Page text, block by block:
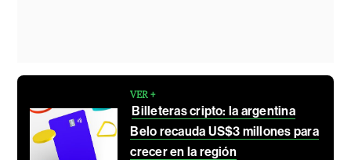
VER +
Billeteras cripto: la argentina
Belo recauda US$3 millones para
crecer en la región